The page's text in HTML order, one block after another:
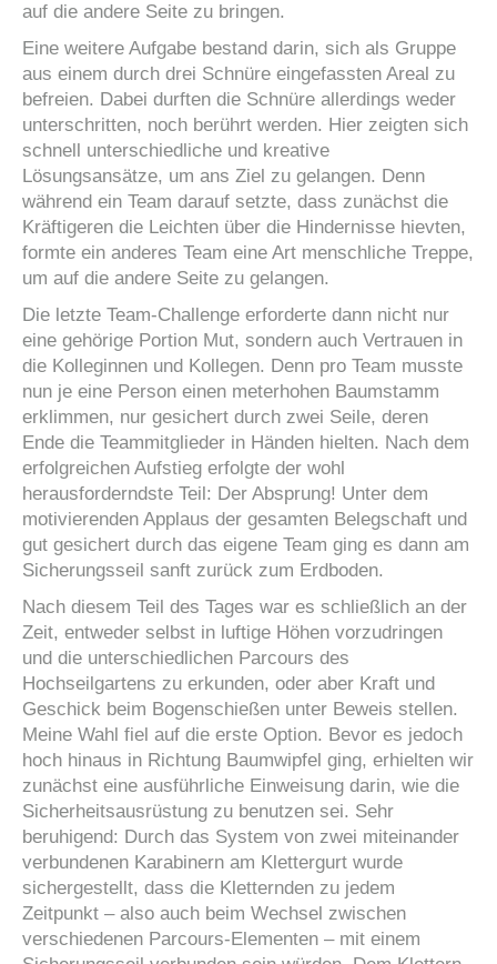
auf die andere Seite zu bringen.
Eine weitere Aufgabe bestand darin, sich als Gruppe
aus einem durch drei Schnüre eingefassten Areal zu
befreien. Dabei durften die Schnüre allerdings weder
unterschritten, noch berührt werden. Hier zeigten sich
schnell unterschiedliche und kreative
Lösungsansätze, um ans Ziel zu gelangen. Denn
während ein Team darauf setzte, dass zunächst die
Kräftigeren die Leichten über die Hindernisse hievten,
formte ein anderes Team eine Art menschliche Treppe,
um auf die andere Seite zu gelangen.
Die letzte Team-Challenge erforderte dann nicht nur
eine gehörige Portion Mut, sondern auch Vertrauen in
die Kolleginnen und Kollegen. Denn pro Team musste
nun je eine Person einen meterhohen Baumstamm
erklimmen, nur gesichert durch zwei Seile, deren
Ende die Teammitglieder in Händen hielten. Nach dem
erfolgreichen Aufstieg erfolgte der wohl
herausforderndste Teil: Der Absprung! Unter dem
motivierenden Applaus der gesamten Belegschaft und
gut gesichert durch das eigene Team ging es dann am
Sicherungsseil sanft zurück zum Erdboden.
Nach diesem Teil des Tages war es schließlich an der
Zeit, entweder selbst in luftige Höhen vorzudringen
und die unterschiedlichen Parcours des
Hochseilgartens zu erkunden, oder aber Kraft und
Geschick beim Bogenschießen unter Beweis stellen.
Meine Wahl fiel auf die erste Option. Bevor es jedoch
hoch hinaus in Richtung Baumwipfel ging, erhielten wir
zunächst eine ausführliche Einweisung darin, wie die
Sicherheitsausrüstung zu benutzen sei. Sehr
beruhigend: Durch das System von zwei miteinander
verbundenen Karabinern am Klettergurt wurde
sichergestellt, dass die Kletternden zu jedem
Zeitpunkt – also auch beim Wechsel zwischen
verschiedenen Parcours-Elementen – mit einem